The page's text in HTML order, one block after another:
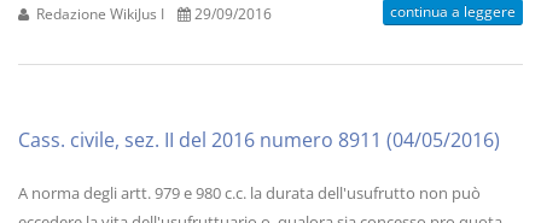
Redazione WikiJus I 29/09/2016 continua a leggere
Cass. civile, sez. II del 2016 numero 8911 (04/05/2016)
A norma degli artt. 979 e 980 c.c. la durata dell'usufrutto non può